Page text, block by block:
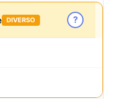
DIVERSO ?